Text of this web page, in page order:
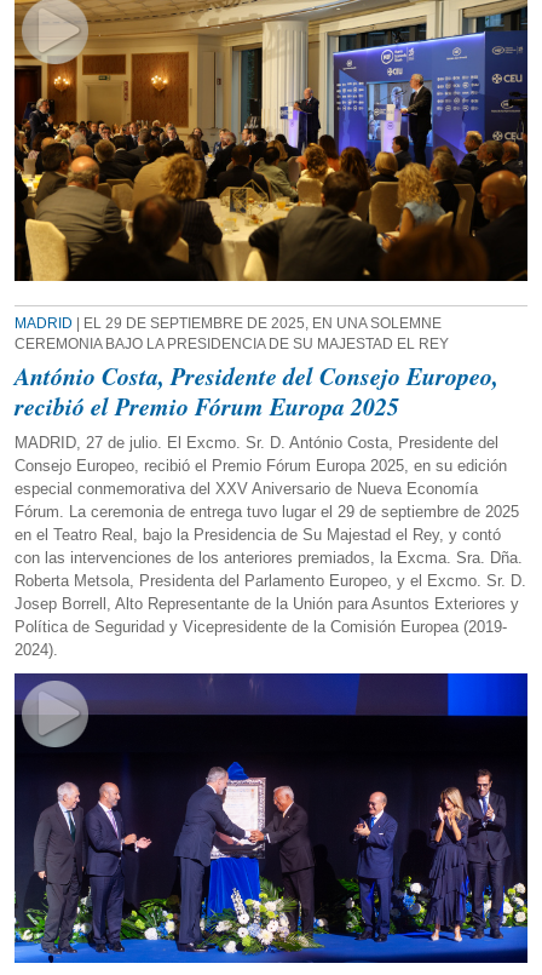
MADRID | EL 29 DE SEPTIEMBRE DE 2025, EN UNA SOLEMNE
CEREMONIA BAJO LA PRESIDENCIA DE SU MAJESTAD EL REY
António Costa, Presidente del Consejo Europeo,
recibió el Premio Fórum Europa 2025
MADRID, 27 de julio. El Excmo. Sr. D. António Costa, Presidente del
Consejo Europeo, recibió el Premio Fórum Europa 2025, en su edición
especial conmemorativa del XXV Aniversario de Nueva Economía
Fórum. La ceremonia de entrega tuvo lugar el 29 de septiembre de 2025
en el Teatro Real, bajo la Presidencia de Su Majestad el Rey, y contó
con las intervenciones de los anteriores premiados, la Excma. Sra. Dña.
Roberta Metsola, Presidenta del Parlamento Europeo, y el Excmo. Sr. D.
Josep Borrell, Alto Representante de la Unión para Asuntos Exteriores y
Política de Seguridad y Vicepresidente de la Comisión Europea (2019-
2024).